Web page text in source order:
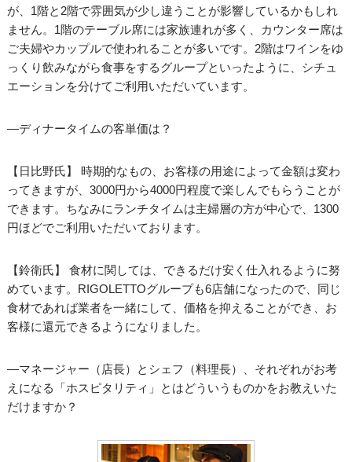
が、1階と2階で雰囲気が少し違うことが影響しているかもしれ
ません。1階のテーブル席には家族連れが多く、カウンター席は
ご夫婦やカップルで使われることが多いです。2階はワインをゆ
っくり飲みながら食事をするグループといったように、シチュ
エーションを分けてご利用いただいています。
―ディナータイムの客単価は？
【日比野氏】 時期的なもの、お客様の用途によって金額は変わ
ってきますが、3000円から4000円程度で楽しんでもらうことが
できます。ちなみにランチタイムは主婦層の方が中心で、1300
円ほどでご利用いただいております。
【鈴衛氏】 食材に関しては、できるだけ安く仕入れるように努
めています。RIGOLETTOグループも6店舗になったので、同じ
食材であれば業者を一緒にして、価格を抑えることができ、お
客様に還元できるようになりました。
―マネージャー（店長）とシェフ（料理長）、それぞれがお考
えになる「ホスピタリティ」とはどういうものかをお教えいた
だけますか？